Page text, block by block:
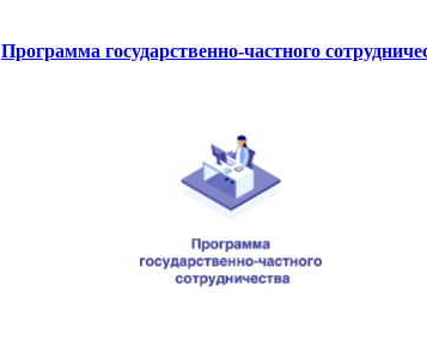
Программа государственно-частного